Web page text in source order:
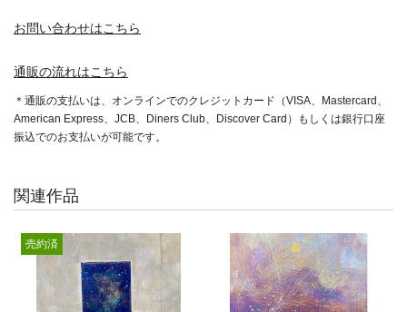
お問い合わせはこちら
通販の流れはこちら
＊通販の支払いは、オンラインでのクレジットカード（VISA、Mastercard、
American Express、JCB、Diners Club、Discover Card）もしくは銀行口座
振込でのお支払いが可能です。
関連作品
売約済